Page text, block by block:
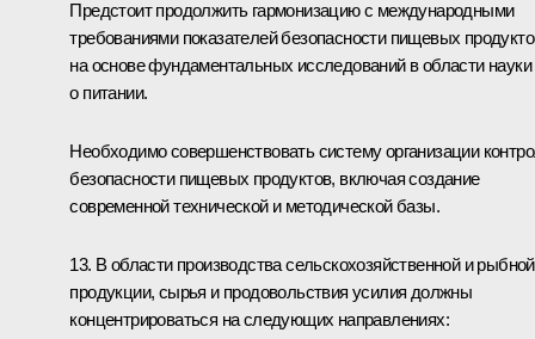
Предстоит продолжить гармонизацию с международными
требованиями показателей безопасности пищевых
на основе фундаментальных исследований в области науки
о питании.
Необходимо совершенствовать систему организации
безопасности пищевых продуктов, включая создание
современной технической и методической базы.
13. В области производства сельскохозяйственной и рыбной
продукции, сырья и продовольствия усилия должны
концентрироваться на следующих направлениях: